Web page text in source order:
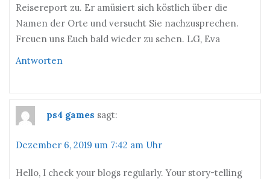
Reisereport zu. Er amüsiert sich köstlich über die
Namen der Orte und versucht Sie nachzusprechen.
Freuen uns Euch bald wieder zu sehen. LG, Eva
Antworten
ps4 games sagt:
Dezember 6, 2019 um 7:42 am Uhr
Hello, I check your blogs regularly. Your story-telling